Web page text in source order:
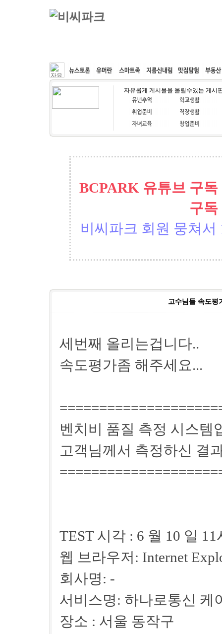
커뮤니티 속도패치 웹호스팅 공동구매
자유롭게 게시물을 올릴수있는 게시
BCPARK 유튜브 구
구독
비씨파크 회원 뭉쳐서
고수님들 속도평
세번째 올리는겁니다..
속도평가좀 해주세요...
벤치비 품질 측정 시스템
고객님께서 측정하신 결
TEST 시각 : 6 월 10 일
웹 브라우저: Internet
회사명: -
서비스명: 하나로통신 케
장소 : 서울 동작구